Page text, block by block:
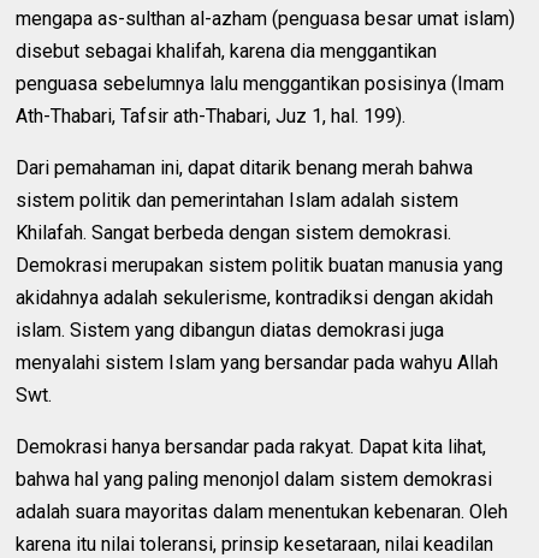
mengapa as-sulthan al-azham (penguasa besar umat islam)
disebut sebagai khalifah, karena dia menggantikan
penguasa sebelumnya lalu menggantikan posisinya (Imam
Ath-Thabari, Tafsir ath-Thabari, Juz 1, hal. 199).
Dari pemahaman ini, dapat ditarik benang merah bahwa
sistem politik dan pemerintahan Islam adalah sistem
Khilafah. Sangat berbeda dengan sistem demokrasi.
Demokrasi merupakan sistem politik buatan manusia yang
akidahnya adalah sekulerisme, kontradiksi dengan akidah
islam. Sistem yang dibangun diatas demokrasi juga
menyalahi sistem Islam yang bersandar pada wahyu Allah
Swt.
Demokrasi hanya bersandar pada rakyat. Dapat kita lihat,
bahwa hal yang paling menonjol dalam sistem demokrasi
adalah suara mayoritas dalam menentukan kebenaran. Oleh
karena itu nilai toleransi, prinsip kesetaraan, nilai keadilan